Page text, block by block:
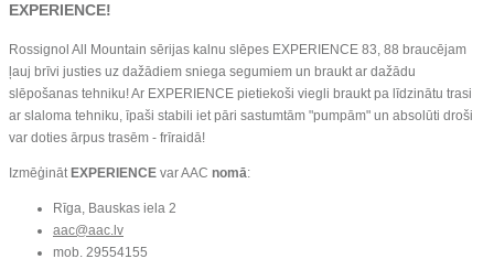
EXPERIENCE!
Rossignol All Mountain sērijas kalnu slēpes EXPERIENCE 83, 88 braucējam
ļauj brīvi justies uz dažādiem sniega segumiem un braukt ar dažādu
slēpošanas tehniku! Ar EXPERIENCE pietiekoši viegli braukt pa līdzinātu trasi
ar slaloma tehniku, īpaši stabili iet pāri sastumtām "pumpām" un absolūti droši
var doties ārpus trasēm - frīraidā!
Izmēģināt EXPERIENCE var AAC nomā:
Rīga, Bauskas iela 2
aac@aac.lv
mob. 29554155